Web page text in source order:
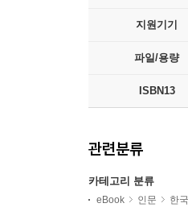
지원기기
파일/용량
ISBN13
관련분류
카테고리 분류
eBook 인문 한